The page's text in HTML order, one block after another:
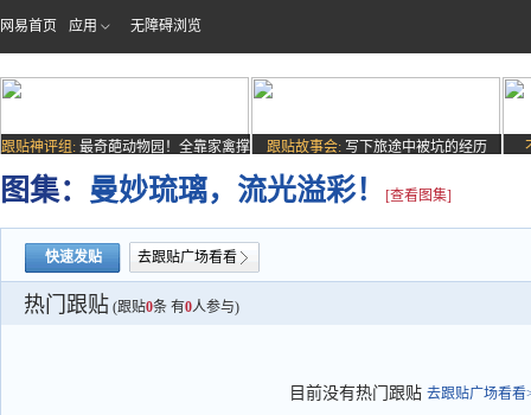
网易首页 应用 无障碍浏览
跟贴神评组: 最奇葩动物园！全靠家禽撑
场子
跟贴故事会: 写下旅途中被坑的经历
图集： 曼妙琉璃，流光溢彩！ [查看图集]
快速发贴 去跟贴广场看看
热门跟贴 (跟贴0条 有0人参与)
目前没有热门跟贴 去跟贴广场看看